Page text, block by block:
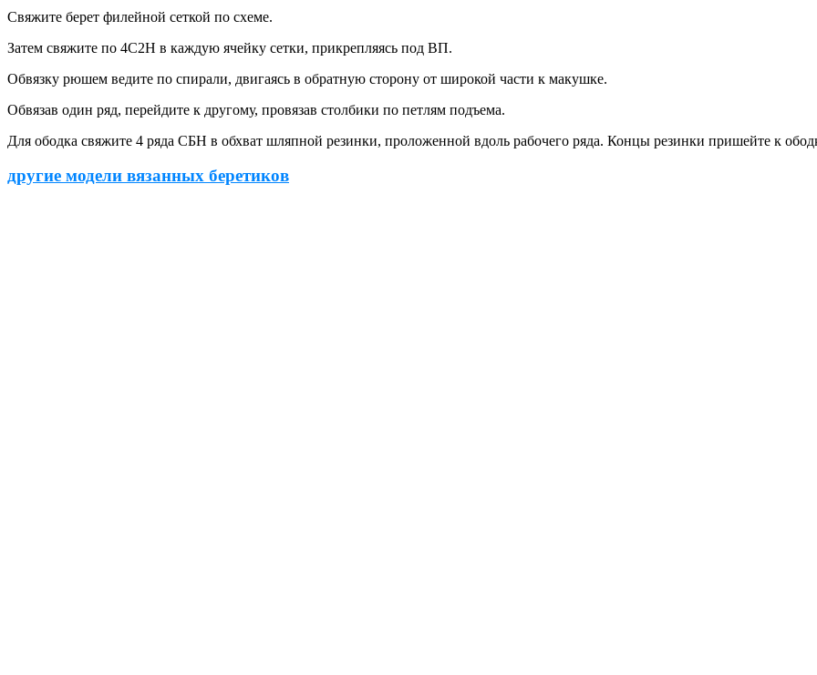
Свяжите берет филейной сеткой по схеме.
Затем свяжите по 4С2Н в каждую ячейку сетки, прикрепляясь под ВП.
Обвязку рюшем ведите по спирали, двигаясь в обратную сторону от широкой части к макушке.
Обвязав один ряд, перейдите к другому, провязав столбики по петлям подъема.
Для ободка свяжите 4 ряда СБН в обхват шляпной резинки, проложенной вдоль рабочего ряда. Концы резинки пришейте к
другие модели вязанных беретиков